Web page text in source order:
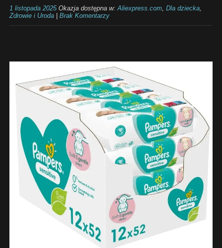
1 listopada 2025Okazja dostępna w:Aliexpress.com, Dla dziecka,
Zdrowie i Uroda| Brak Komentarzy